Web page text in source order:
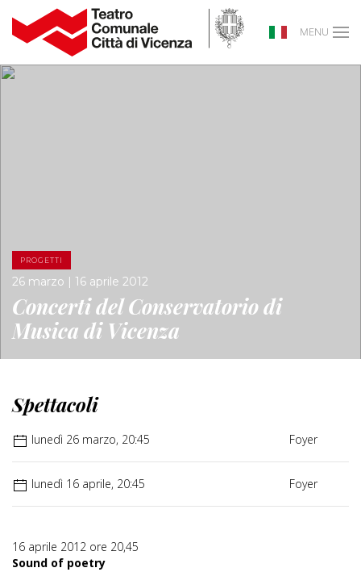
MENU
PROGETTI
26 marzo | 16 aprile 2012
Concerti del Conservatorio di
Musica di Vicenza
Spettacoli
lunedì 26 marzo, 20:45 Foyer
lunedì 16 aprile, 20:45 Foyer
16 aprile 2012 ore 20,45
Sound of poetry